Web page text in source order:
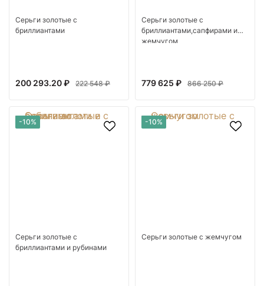
Серьги золотые с
бриллиантами
200 293.20 ₽ 222 548 ₽
Серьги золотые с
бриллиантами,сапфирами и
жемчугом
779 625 ₽ 866 250 ₽
-10%
Серьги золотые с
бриллиантами и рубинами
-10%
Серьги золотые с жемчугом